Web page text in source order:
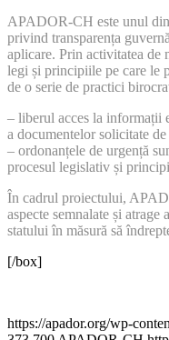
APADOR-CH este unul
privind transparența
aplicare. Prin activitatea de
legi și principiile pe care le
de o serie de practici
– liberul acces la informații
a documentelor solicitate de
– ordonanțele de urgență
procesul legislativ și
În cadrul proiectului,
aspecte semnalate și
statului în măsură să
[/box]
https://apador.org/wp-